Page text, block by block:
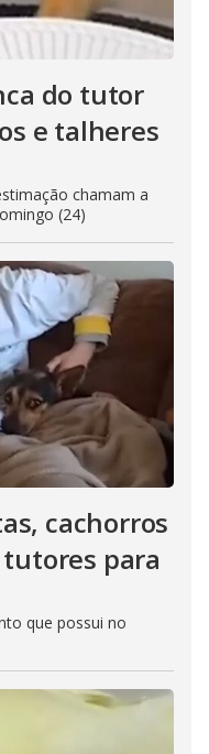
do tutor
e talheres
chamam a
(24)
cachorros
para
que possui no